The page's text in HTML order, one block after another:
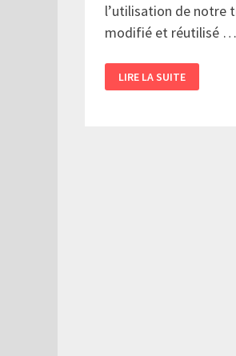
l’utilisation de notre
modifié et réutilisé …
MODÈLE
DE
LIRE LA SUITE